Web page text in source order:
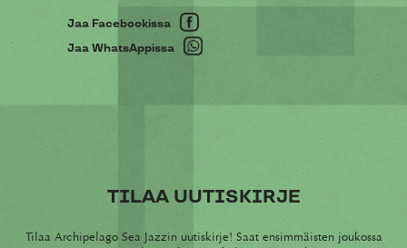
Jaa Facebookissa
Jaa WhatsAppissa
TILAA UUTISKIRJE
Tilaa Archipelago Sea Jazzin uutiskirje! Saat ensimmäisten joukossa